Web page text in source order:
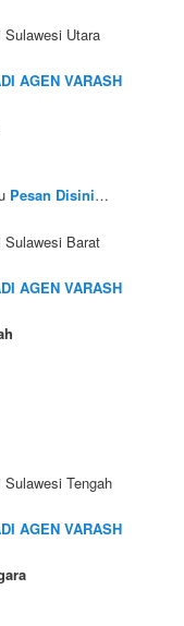
Utara
AGEN VARASH
Pesan Disini…
Sulawesi Barat
AGEN VARASH
Tengah
AGEN VARASH